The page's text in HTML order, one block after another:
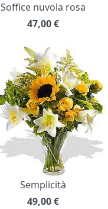
Soffice nuvola rosa
47,00€
Semplicità
49,00€